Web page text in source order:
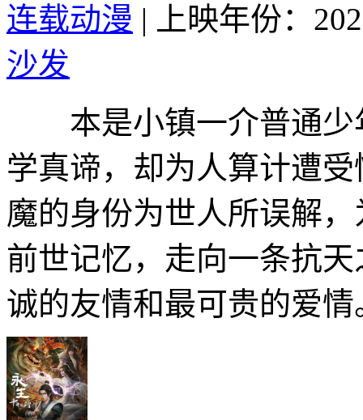
连载动漫 |
上映年份：
沙发
本是小镇一介普通少
学真谛，却为人算计遭
魔的身份为世人所误解
前世记忆，走向一条抗
诚的友情和最可贵的爱